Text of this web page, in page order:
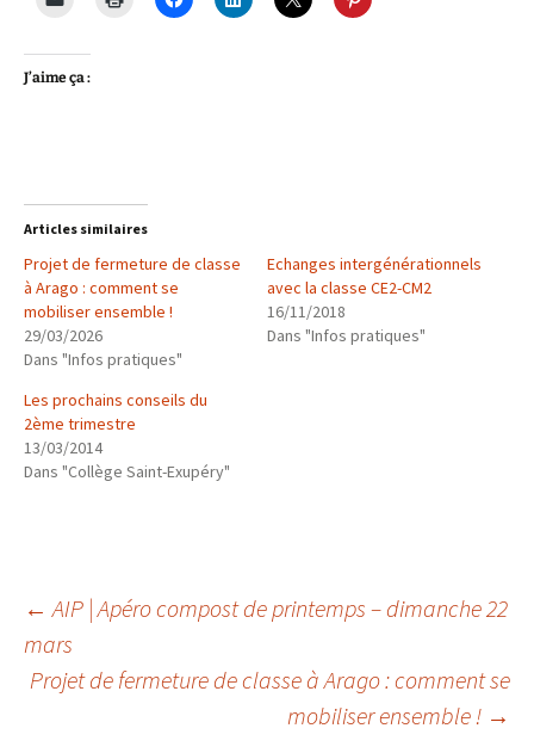
J’aime ça :
Articles similaires
Projet de fermeture de classe
à Arago : comment se
mobiliser ensemble !
29/03/2026
Dans "Infos pratiques"
Echanges intergénérationnels
avec la classe CE2-CM2
16/11/2018
Dans "Infos pratiques"
Les prochains conseils du
2ème trimestre
13/03/2014
Dans "Collège Saint-Exupéry"
Navigation
des
← AIP | Apéro compost de printemps – dimanche 22
mars
Projet de fermeture de classe à Arago : comment se
mobiliser ensemble ! →